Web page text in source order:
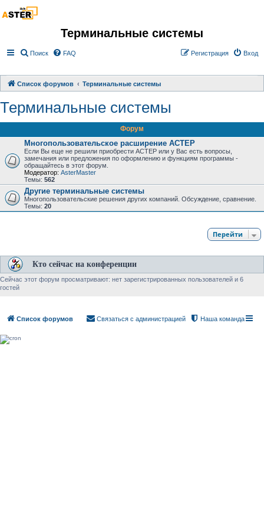
Терминальные системы
Поиск FAQ Вход
Регистрация
Список форумов Терминальные системы
Терминальные системы
Форум
Многопользовательское расширение АСТЕР
Если Вы еще не решили приобрести АСТЕР или у Вас есть вопросы,
замечания или предложения по оформлению и функциям программы -
обращайтесь в этот форум.
Модератор: AsterMaster
Темы: 562
Другие терминальные системы
Многопользовательские решения других компаний. Обсуждение, сравнение.
Темы: 20
Перейти
Кто сейчас на конференции
Сейчас этот форум просматривают: нет зарегистрированных пользователей и 6
гостей
Список форумов Наша команда
Связаться с администрацией